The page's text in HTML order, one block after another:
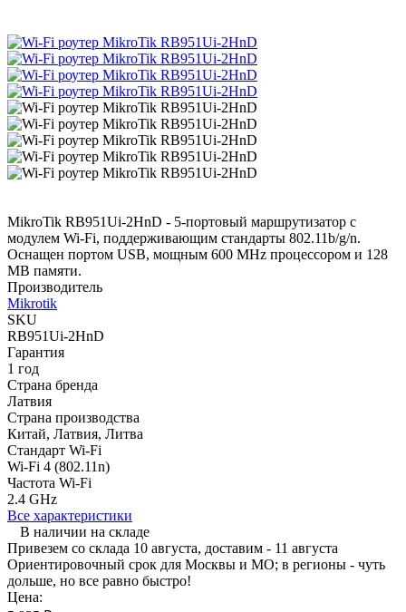
MikroTik RB951Ui-2HnD - 5-портовый маршрутизатор с
модулем Wi-Fi, поддерживающим стандарты 802.11b/g/n.
Оснащен портом USB, мощным 600 MHz процессором и 128
MB памяти.
Производитель
Mikrotik
SKU
RB951Ui-2HnD
Гарантия
1 год
Страна бренда
Латвия
Страна производства
Китай, Латвия, Литва
Стандарт Wi-Fi
Wi-Fi 4 (802.11n)
Частота Wi-Fi
2.4 GHz
Все характеристики
В наличии на складе
Привезем со склада 10 августа, доставим - 11 августа
Ориентировочный срок для Москвы и МО; в регионы - чуть
дольше, но все равно быстро!
Цена: